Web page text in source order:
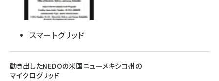
スマートグリッド
動き出したNEDOの米国ニューメキシコ州の
マイクログリッド